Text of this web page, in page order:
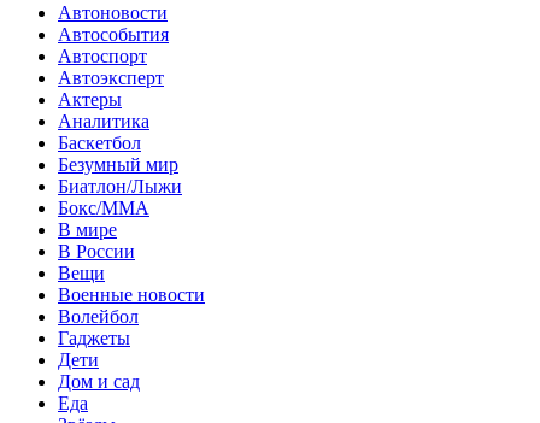
Автоновости
Автособытия
Автоспорт
Автоэксперт
Актеры
Аналитика
Баскетбол
Безумный мир
Биатлон/Лыжи
Бокс/MMA
В мире
В России
Вещи
Военные новости
Волейбол
Гаджеты
Дети
Дом и сад
Еда